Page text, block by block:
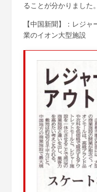
ることが分かりました。
【中国新聞】：レジ
業のイオン大型施設